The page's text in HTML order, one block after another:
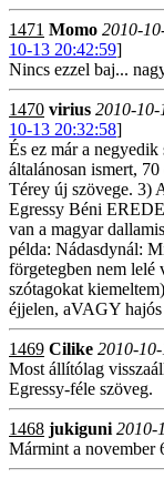
1471 Momo 2010-
10-13 20:42:59]
Nincs ezzel baj...
1470 virius 2010-
10-13 20:32:58]
És ez már a
általánosan ismert,
Térey új szövege. 3)
Egressy Béni
van a magyar
példa: Nádasdynál:
förgetegben nem lelé
szótagokat
éjjelen, aVAGY
1469 Cilike 2010-
Most állítólag
Egressy-féle szöveg.
1468 jukiguni 2010-
Mármint a november